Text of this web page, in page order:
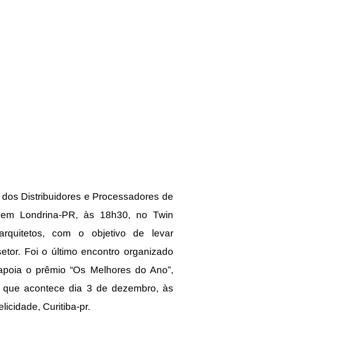
Distribuidores e Processadores de
Londrina-PR, às 18h30, no Twin
com o objetivo de levar
Foi o último encontro organizado
o prêmio “Os Melhores do Ano”,
acontece dia 3 de dezembro, às
Curitiba-pr.